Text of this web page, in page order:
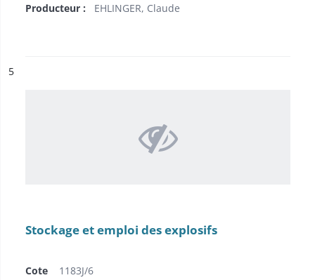
Producteur : EHLINGER, Claude
n°
5
Stockage et emploi des explosifs
Cote 1183J/6